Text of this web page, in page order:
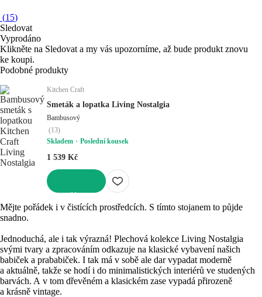
(15)
Sledovat
Vyprodáno
Klikněte na Sledovat a my vás upozorníme, až bude produkt znovu
ke koupi.
Podobné produkty
Kitchen Craft
Smeták a lopatka Living Nostalgia
Bambusový
(13)
Skladem
Poslední kousek
1 539 Kč
Mějte pořádek i v čistících prostředcích. S tímto stojanem to půjde
snadno.
Jednoduchá, ale i tak výrazná! Plechová kolekce Living Nostalgia
svými tvary a zpracováním odkazuje na klasické vybavení našich
babiček a prababiček. I tak má v sobě ale dar vypadat moderně
a aktuálně, takže se hodí i do minimalistických interiérů ve studených
barvách. A v tom dřevěném a klasickém zase vypadá přirozeně
a krásně vintage.